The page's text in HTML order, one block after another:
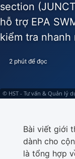
section
hỗ trợ EPA
kiểm tra nhanh
2 phút để đọc
© HST - Tư vấn & Quản lý
Bài viết giới
dành cho
là tổng hợp